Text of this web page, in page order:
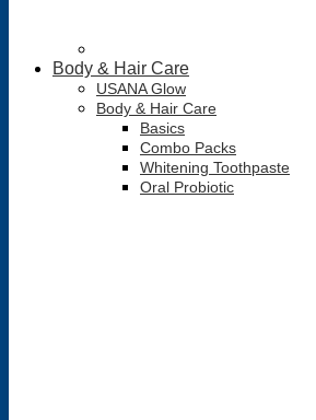
Body & Hair Care
USANA Glow
Body & Hair Care
Basics
Combo Packs
Whitening Toothpaste
Oral Probiotic